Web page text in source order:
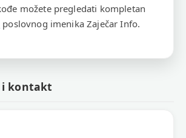
možete pregledati kompletan
poslovnog imenika Zaječar Info.
i kontakt